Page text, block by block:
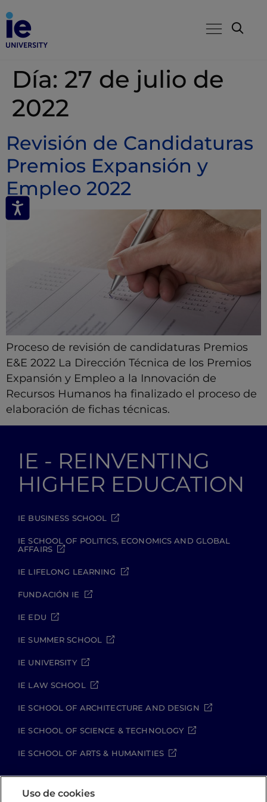
Día: 27 de julio de
2022
Revisión de Candidaturas
Premios Expansión y
Empleo 2022
Proceso de revisión de candidaturas Premios
E&E 2022 La Dirección Técnica de los Premios
Expansión y Empleo a la Innovación de
Recursos Humanos ha finalizado el proceso de
elaboración de fichas técnicas.
IE - REINVENTING
HIGHER EDUCATION
IE BUSINESS SCHOOL
IE SCHOOL OF POLITICS, ECONOMICS AND GLOBAL
AFFAIRS
IE LIFELONG LEARNING
FUNDACIÓN IE
IE EDU
IE SUMMER SCHOOL
IE UNIVERSITY
IE LAW SCHOOL
IE SCHOOL OF ARCHITECTURE AND DESIGN
IE SCHOOL OF SCIENCE & TECHNOLOGY
IE SCHOOL OF ARTS & HUMANITIES
Uso de cookies